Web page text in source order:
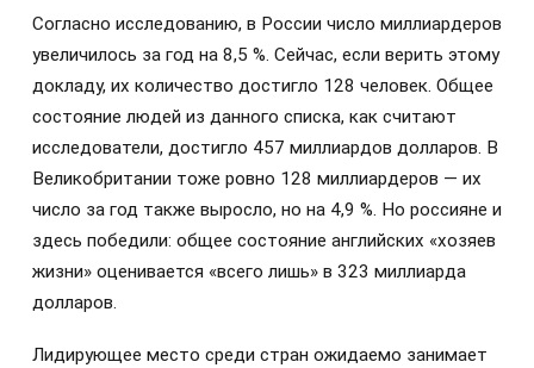
Согласно исследованию, в России число миллиардеров
увеличилось за год на 8,5 %. Сейчас, если верить этому
докладу, их количество достигло 128 человек. Общее
состояние людей из данного списка, как считают
исследователи, достигло 457 миллиардов долларов. В
Великобритании тоже ровно 128 миллиардеров — их
число за год также выросло, но на 4,9 %. Но россияне и
здесь победили: общее состояние английских «хозяев
жизни» оценивается «всего лишь» в 323 миллиарда
долларов.
Лидирующее место среди стран ожидаемо занимает